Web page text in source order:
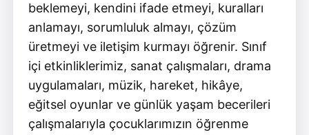
beklemeyi, kendini ifade etmeyi, kuralları
anlamayı, sorumluluk almayı, çözüm
üretmeyi ve iletişim kurmayı öğrenir. Sınıf
içi etkinliklerimiz, sanat çalışmaları, drama
uygulamaları, müzik, hareket, hikâye,
eğitsel oyunlar ve günlük yaşam becerileri
çalışmalarıyla çocuklarımızın öğrenme